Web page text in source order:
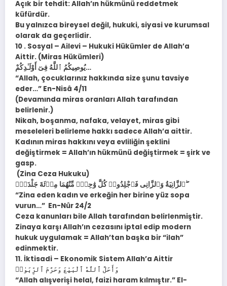
Açık bir tehdit: Allah’ın hükmünü reddetmek
küfürdür.
Bu yalnızca bireysel değil, hukuki, siyasi ve kurumsal
olarak da geçerlidir.
10 . Sosyal – Ailevi – Hukuki Hükümler de Allah’a
Aittir. (Miras Hükümleri)
يُوصِيكُمُ ٱللَّهُ فِىٓ أَوْلَـٰدِكُمْ…
“Allah, çocuklarınız hakkında size şunu tavsiye
eder…” En-Nisâ 4/11
(Devamında miras oranları Allah tarafından
belirlenir.)
Nikah, boşanma, nafaka, velayet, miras gibi
meseleleri belirleme hakkı sadece Allah’a aittir.
Kadının miras hakkını veya evliliğin şeklini
değiştirmek = Allah’ın hükmünü değiştirmek = şirk ve
gasp.
(Zina Ceza Hukuku)
ٱلزَّانِيَةُ وَٱلزَّانِى فَٱجْلِدُوا۟ كُلَّ وَٰحِدٍۢ مِّنْهُمَا مِا۟ئَةَ جَلْدَةٍۢ ۖ
“Zina eden kadın ve erkeğin her birine yüz sopa
vurun…” En-Nûr 24/2
Ceza kanunları bile Allah tarafından belirlenmiştir.
Zinaya karşı Allah’ın cezasını iptal edip modern
hukuk uygulamak = Allah’tan başka bir “ilah”
edinmektir.
11. İktisadi – Ekonomik Sistem Allah’a Aittir
وَأَحَلَّ ٱللَّهُ ٱلْبَيْعَ وَحَرَّمَ ٱلرِّبَوٰا۟
“Allah alışverişi helal, faizi haram kılmıştır.” El-